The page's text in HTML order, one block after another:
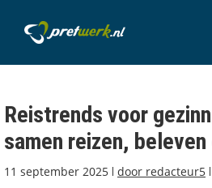
Reistrends voor
samen reizen,
11 september 2025 door redacteur5